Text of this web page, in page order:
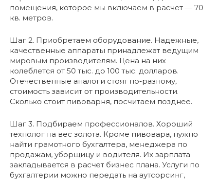
помещения, которое мы включаем в расчет — 70
кв. метров.
Шаг 2. Приобретаем оборудование. Надежные,
качественные аппараты принадлежат ведущим
мировым производителям. Цена на них
колеблется от 50 тыс. до 100 тыс. долларов.
Отечественные аналоги стоят по-разному,
стоимость зависит от производительности.
Сколько стоит пивоварня, посчитаем позднее.
Шаг 3. Подбираем профессионалов. Хороший
технолог на вес золота. Кроме пивовара, нужно
найти грамотного бухгалтера, менеджера по
продажам, уборщицу и водителя. Их зарплата
закладывается в расчет бизнес плана. Услуги по
бухгалтерии можно передать на аутсорсинг,